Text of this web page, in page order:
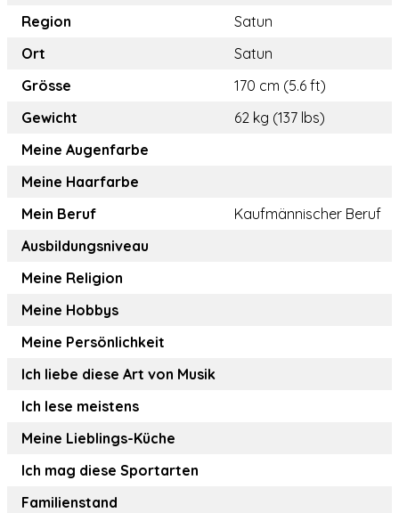
Region
Satun
Ort
Satun
Grösse
170 cm (5.6 ft)
Gewicht
62 kg (137 lbs)
Meine Augenfarbe
Meine Haarfarbe
Mein Beruf
Kaufmännischer Beruf
Ausbildungsniveau
Meine Religion
Meine Hobbys
Meine Persönlichkeit
Ich liebe diese Art von Musik
Ich lese meistens
Meine Lieblings-Küche
Ich mag diese Sportarten
Familienstand